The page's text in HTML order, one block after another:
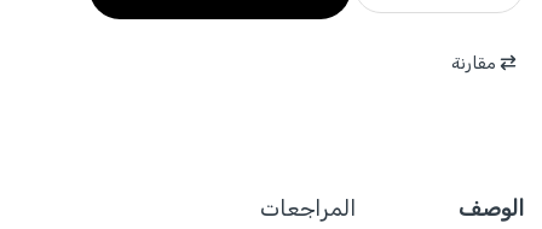
مقارنة
الوصف المراجعات